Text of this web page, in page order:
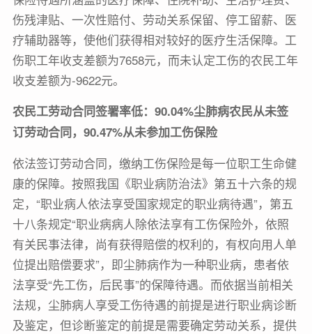
伤残津贴、一次性赔付、劳动关系保留、停工留薪、医
疗辅助器等，使他们获得相对较好的医疗生活保障。工
伤职工年收支差额为7658元，而未认定工伤的农民工年
收支差额为-9622元。
农民工劳动合同签署率低：90.04%尘肺病农民从未签
订劳动合同，90.47%从未参加工伤保险
依法签订劳动合同，缴纳工伤保险是每一位职工生命健
康的保障。按照我国《职业病防治法》第五十六条的规
定，“职业病人依法享受国家规定的职业病待遇”，第五
十八条规定“职业病病人除依法享有工伤保险外，依照
有关民事法律，尚有获得赔偿的权利的，有权向用人单
位提出赔偿要求”，即尘肺病作为一种职业病，患者依
法享受“先工伤，后民事”的保障待遇。而依据当前相关
法规，尘肺病人享受工伤待遇的前提是进行职业病诊断
及鉴定，但诊断鉴定的前提是需要确定劳动关系，提供